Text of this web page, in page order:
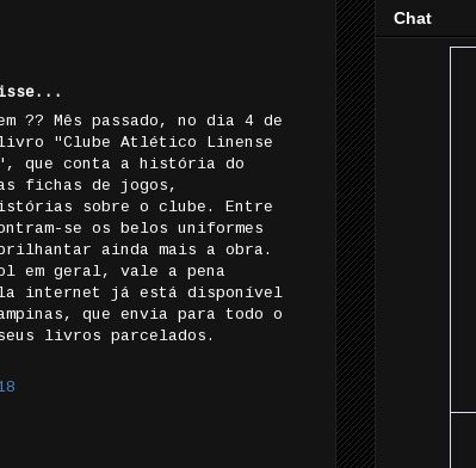
?? Mês passado, no dia 4 de
"Clube Atlético Linense
que conta a história do
fichas de jogos,
sobre o clube. Entre
se os belos uniformes
ainda mais a obra.
em geral, vale a pena
internet já está disponível
que envia para todo o
livros parcelados.
Chat